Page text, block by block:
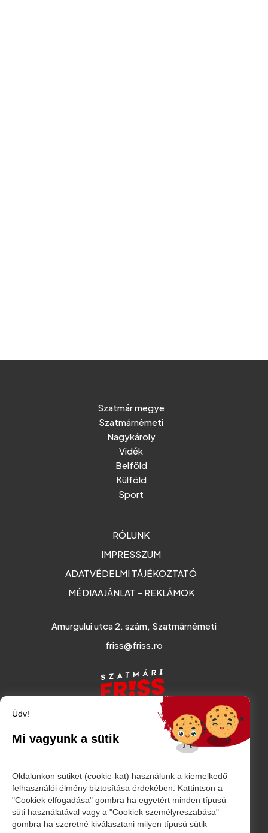
Szatmár megye
Szatmárnémeti
Nagykároly
Vidék
Belföld
Külföld
Sport
RÓLUNK
IMPRESSZUM
ADATVÉDELMI TÁJÉKOZTATÓ
MÉDIAAJÁNLAT - REKLÁMOK
Amurgului utca 2. szám, Szatmárnémeti
friss@friss.ro
© Minden jog fenntartva. 2026
Üdv!
Mi vagyunk a sütik
Oldalunkon sütiket (cookie-kat) használunk a kiemelkedő
felhasználói élmény biztosítása érdekében. Kattintson a
"Cookiek elfogadása" gombra ha egyetért minden típusú
süti használatával vagy a "Cookiek személyreszabása"
gombra ha szeretné kiválasztani milyen típusú sütik